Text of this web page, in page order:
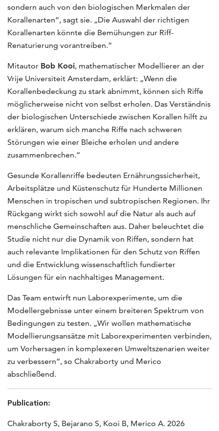
sondern auch von den biologischen Merkmalen der
Korallenarten“, sagt sie. „Die Auswahl der richtigen
Korallenarten könnte die Bemühungen zur Riff-
Renaturierung vorantreiben.“
Mitautor Bob Kooi, mathematischer Modellierer an der
Vrije Universiteit Amsterdam, erklärt: „Wenn die
Korallenbedeckung zu stark abnimmt, können sich Riffe
möglicherweise nicht von selbst erholen. Das Verständnis
der biologischen Unterschiede zwischen Korallen hilft zu
erklären, warum sich manche Riffe nach schweren
Störungen wie einer Bleiche erholen und andere
zusammenbrechen.“
Gesunde Korallenriffe bedeuten Ernährungssicherheit,
Arbeitsplätze und Küstenschutz für Hunderte Millionen
Menschen in tropischen und subtropischen Regionen. Ihr
Rückgang wirkt sich sowohl auf die Natur als auch auf
menschliche Gemeinschaften aus. Daher beleuchtet die
Studie nicht nur die Dynamik von Riffen, sondern hat
auch relevante Implikationen für den Schutz von Riffen
und die Entwicklung wissenschaftlich fundierter
Lösungen für ein nachhaltiges Management.
Das Team entwirft nun Laborexperimente, um die
Modellergebnisse unter einem breiteren Spektrum von
Bedingungen zu testen. „Wir wollen mathematische
Modellierungsansätze mit Laborexperimenten verbinden,
um Vorhersagen in komplexeren Umweltszenarien weiter
zu verbessern“, so Chakraborty und Merico
abschließend.
Publication:
Chakraborty S, Bejarano S, Kooi B, Merico A. 2026